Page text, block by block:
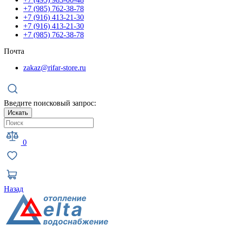
+7 (985) 762-38-78
+7 (916) 413-21-30
+7 (916) 413-21-30
+7 (985) 762-38-78
Почта
zakaz@rifar-store.ru
Введите поисковый запрос:
Искать
0
Назад